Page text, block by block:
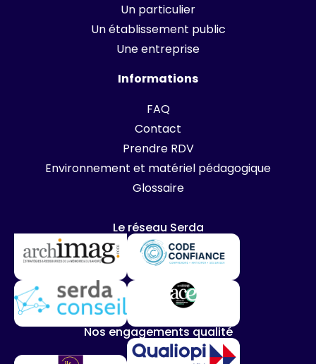
Un particulier
Un établissement public
Une entreprise
Informations
FAQ
Contact
Prendre RDV
Environnement et matériel pédagogique
Glossaire
Le réseau Serda
Nos engagements qualité